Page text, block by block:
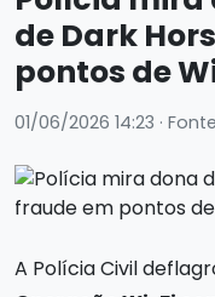
de Dark
pontos de
01/06/2026 14:23 ·
A Polícia Civil